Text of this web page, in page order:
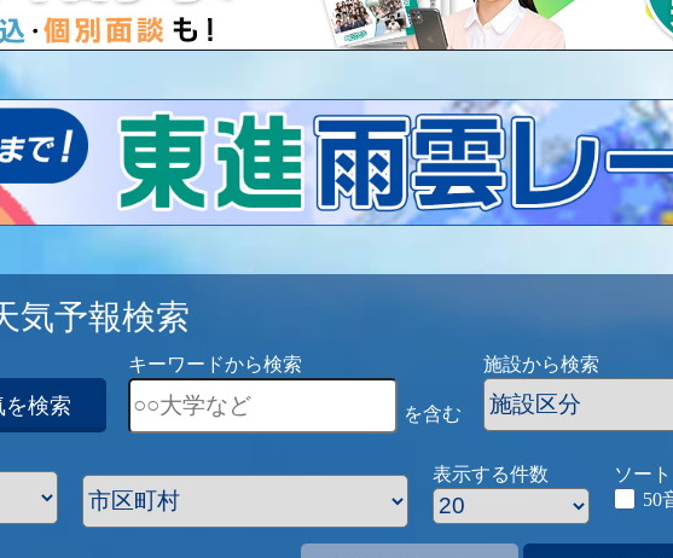
気予報検索
検索
キーワードから検索
を含む
施設から検索
表示する件数
ソート
50